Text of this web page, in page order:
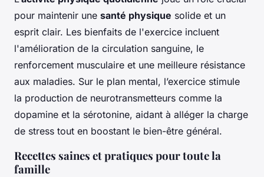
pour maintenir une santé physique solide et un
esprit clair. Les bienfaits de l'exercice incluent
l'amélioration de la circulation sanguine, le
renforcement musculaire et une meilleure résistance
aux maladies. Sur le plan mental, l’exercice stimule
la production de neurotransmetteurs comme la
dopamine et la sérotonine, aidant à alléger la charge
de stress tout en boostant le bien-être général.
Recettes saines et pratiques pour toute la
famille